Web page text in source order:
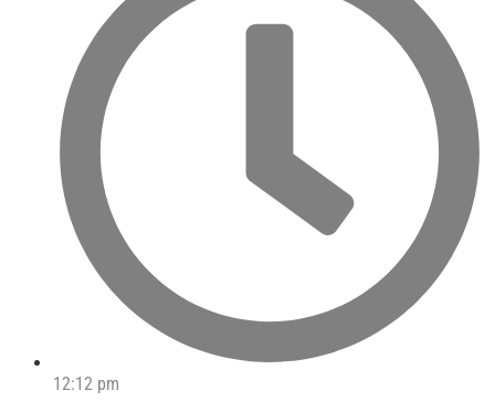
12:12 pm